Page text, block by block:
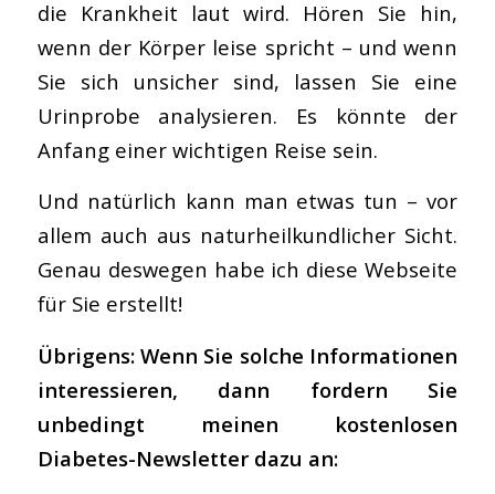
die Krankheit laut wird. Hören Sie hin,
wenn der Körper leise spricht – und wenn
Sie sich unsicher sind, lassen Sie eine
Urinprobe analysieren. Es könnte der
Anfang einer wichtigen Reise sein.
Und natürlich kann man etwas tun – vor
allem auch aus naturheilkundlicher Sicht.
Genau deswegen habe ich diese Webseite
für Sie erstellt!
Übrigens: Wenn Sie solche Informationen
interessieren, dann fordern Sie
unbedingt meinen kostenlosen
Diabetes-Newsletter dazu an: